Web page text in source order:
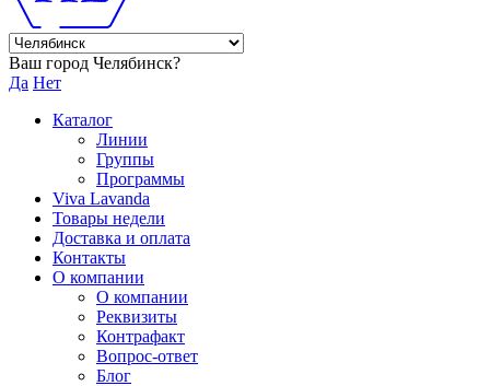
Ваш город Челябинск?
Да Нет
Каталог
Линии
Группы
Программы
Viva Lavanda
Товары недели
Доставка и оплата
Контакты
О компании
О компании
Реквизиты
Контрафакт
Вопрос-ответ
Блог